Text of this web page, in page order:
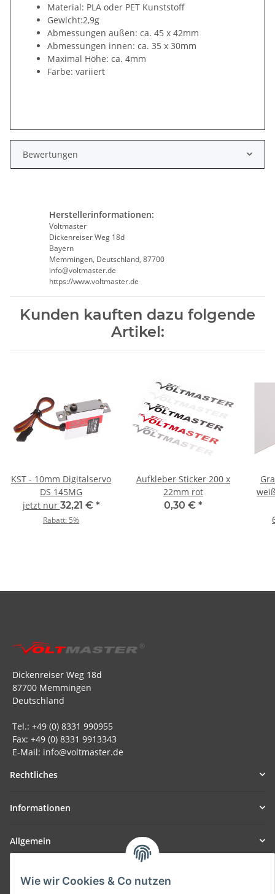
Wie wir Cookies & Co nutzen
Material: PLA oder PET Kunststoff
Gewicht:2,9g
Abmessungen außen: ca. 45 x 42mm
Abmessungen innen: ca. 35 x 30mm
Maximal Höhe: ca. 4mm
Farbe: variiert
Bewertungen
Herstellerinformationen:
Voltmaster
Dickenreiser Weg 18d
Bayern
Memmingen, Deutschland, 87700
info@voltmaster.de
https://www.voltmaster.de
Kunden kauften dazu folgende
Artikel:
KST - 10mm Digitalservo
DS 145MG
jetzt nur 32,21 € *
Rabatt: 5%
Aufkleber Sticker 200 x
22mm rot
0,30 € *
Dickenreiser Weg 18d
87700 Memmingen
Deutschland
Tel.: +49 (0) 8331 990955
Fax: +49 (0) 8331 9913343
E-Mail: info@voltmaster.de
Rechtliches
Informationen
Allgemein
Teil unseres Netzwerks:
SmoliTec - Safety. Simplified. Worldwide. ( B2B Shop )